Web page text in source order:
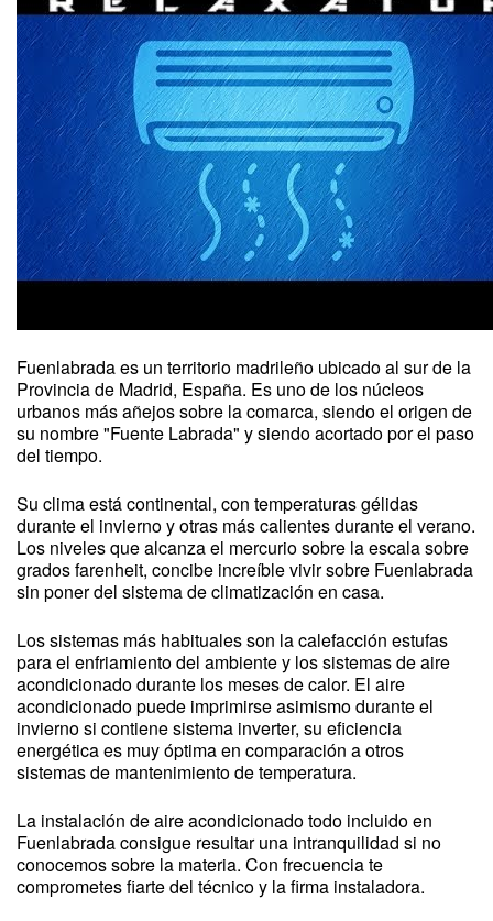
Fuenlabrada es un territorio madrileño ubicado al sur de la
Provincia de Madrid, España. Es uno de los núcleos
urbanos más añejos sobre la comarca, siendo el origen de
su nombre "Fuente Labrada" y siendo acortado por el paso
del tiempo.
Su clima está continental, con temperaturas gélidas
durante el invierno y otras más calientes durante el verano.
Los niveles que alcanza el mercurio sobre la escala sobre
grados farenheit, concibe increíble vivir sobre Fuenlabrada
sin poner del sistema de climatización en casa.
Los sistemas más habituales son la calefacción estufas
para el enfriamiento del ambiente y los sistemas de aire
acondicionado durante los meses de calor. El aire
acondicionado puede imprimirse asimismo durante el
invierno si contiene sistema inverter, su eficiencia
energética es muy óptima en comparación a otros
sistemas de mantenimiento de temperatura.
La instalación de aire acondicionado todo incluido en
Fuenlabrada consigue resultar una intranquilidad si no
conocemos sobre la materia. Con frecuencia te
comprometes fiarte del técnico y la firma instaladora.